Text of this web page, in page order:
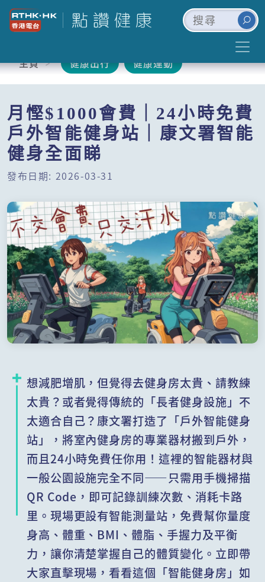
主頁 健康出行 健康運動
月慳$1000會費｜24小時免費
戶外智能健身站｜康文署智能
健身全面睇
發布日期: 2026-03-31
想減肥增肌，但覺得去健身房太貴、請教練
太貴？或者覺得傳統的「長者健身設施」不
太適合自己？康文署打造了「戶外智能健身
站」，將室內健身房的專業器材搬到戶外，
而且24小時免費任你用！這裡的智能器材與
一般公園設施完全不同——只需用手機掃描
QR Code，即可記錄訓練次數、消耗卡路
里。現場更設有智能測量站，免費幫你量度
身高、體重、BMI、體脂、手握力及平衡
力，讓你清楚掌握自己的體質變化。立即帶
大家直擊現場，看看這個「智能健身房」如